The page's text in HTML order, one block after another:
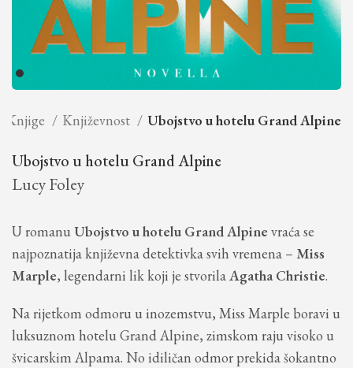
Knjige Književnost Ubojstvo u hotelu Grand Alpine
Ubojstvo u hotelu Grand Alpine
Lucy Foley
U romanuUbojstvo u hotelu Grand Alpine vraća se
najpoznatija književna detektivka svih vremena – Miss
Marple, legendarni lik koji je stvorilaAgatha Christie.
Na rijetkom odmoru u inozemstvu, Miss Marple boravi u
luksuznom hotelu Grand Alpine, zimskom raju visoko u
švicarskim Alpama. No idiličan odmor prekida šokantno